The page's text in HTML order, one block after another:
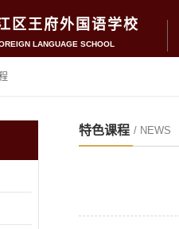
区王府外国语学校
LANGUAGE SCHOOL
特色课程 / NEWS